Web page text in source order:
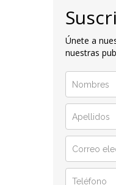
Únete a
nuestras